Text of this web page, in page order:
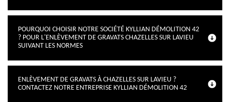
POURQUOI CHOISIR NOTRE SOCIÉTÉ KYLLIAN DÉMOLITION 42
? POUR L'ENLÈVEMENT DE GRAVATS CHAZELLES SUR LAVIEU
SUIVANT LES NORMES
ENLÈVEMENT DE GRAVATS À CHAZELLES SUR LAVIEU ?
CONTACTEZ NOTRE ENTREPRISE KYLLIAN DÉMOLITION 42